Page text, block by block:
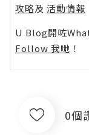
攻略及 活動情報
U Blog開咗
Follow 我哋 ！
0個